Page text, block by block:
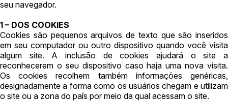
Lote/Trreno
Ponto Comercial
Pousada
Prédio Comercial
Rural
seu navegador.
1 – DOS COOKIES
Cookies são pequenos arquivos de texto que são inseridos
em seu computador ou outro dispositivo quando você visita
algum site. A inclusão de cookies ajudará o site a
reconhecerem o seu dispositivo caso haja uma nova visita.
Os cookies recolhem também informações genéricas,
designadamente a forma como os usuários chegam e utilizam
o site ou a zona do país por meio da qual acessam o site.